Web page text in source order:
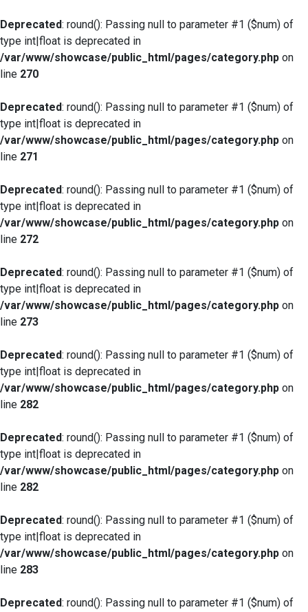
Deprecated: round(): Passing null to parameter #1 ($num) of
type int|float is deprecated in
/var/www/showcase/public_html/pages/category.php on
line 270
Deprecated: round(): Passing null to parameter #1 ($num) of
type int|float is deprecated in
/var/www/showcase/public_html/pages/category.php on
line 271
Deprecated: round(): Passing null to parameter #1 ($num) of
type int|float is deprecated in
/var/www/showcase/public_html/pages/category.php on
line 272
Deprecated: round(): Passing null to parameter #1 ($num) of
type int|float is deprecated in
/var/www/showcase/public_html/pages/category.php on
line 273
Deprecated: round(): Passing null to parameter #1 ($num) of
type int|float is deprecated in
/var/www/showcase/public_html/pages/category.php on
line 282
Deprecated: round(): Passing null to parameter #1 ($num) of
type int|float is deprecated in
/var/www/showcase/public_html/pages/category.php on
line 282
Deprecated: round(): Passing null to parameter #1 ($num) of
type int|float is deprecated in
/var/www/showcase/public_html/pages/category.php on
line 283
Deprecated: round(): Passing null to parameter #1 ($num) of